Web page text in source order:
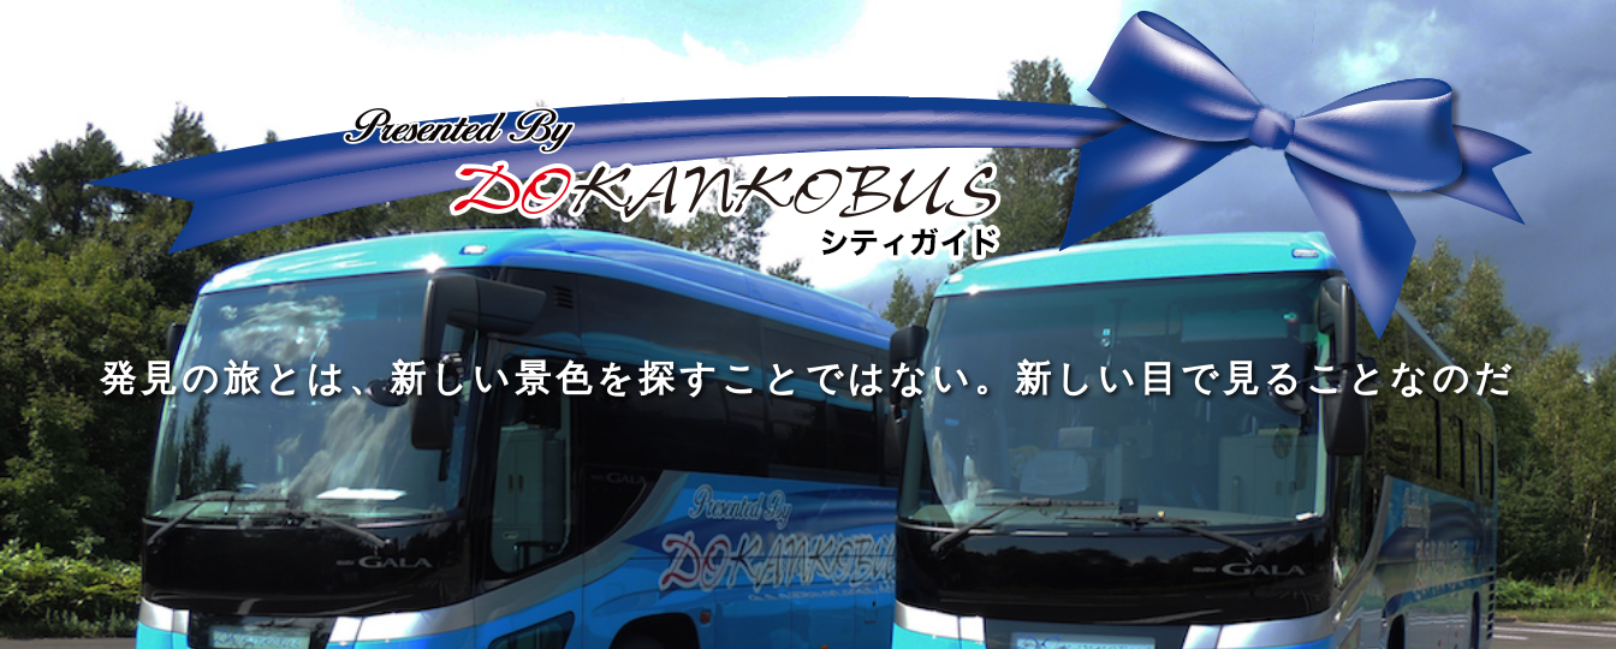
旅の過程にこそ価 値があ る
発見の旅とは 、新しい景色を探すことでは ない。 新 し い 目 で 見 ることなのだ
人間の幅を広げるものは3つある。人と会い、本を読み、旅をすることだ
私は旅をするために旅を する
旅の過程にこそ価 値があ る
どんなに洗練された大人の中にも、外に出たくてし ょう がな い小 さな子供がいる
旅を するのは到着するためではなく、旅 を す る ため である
旅は真の知識の大き な泉で あ る